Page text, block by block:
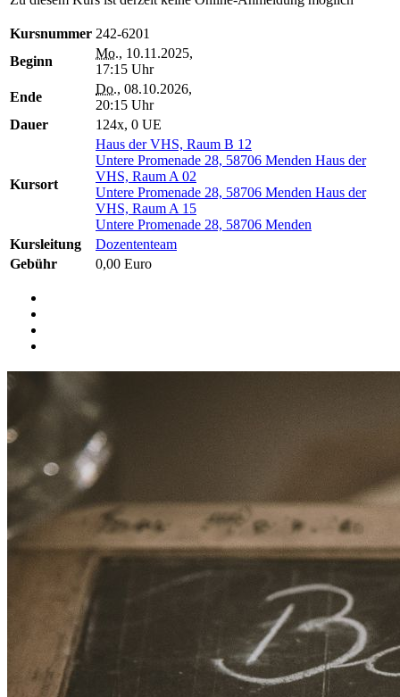
Kursnummer 242-6201
Beginn
Mo., 10.11.2025,
17:15 Uhr
Ende
Do., 08.10.2026,
20:15 Uhr
Dauer
124x, 0 UE
Kursort
Haus der VHS, Raum B 12
Untere Promenade 28, 58706 Menden Haus der
VHS, Raum A 02
Untere Promenade 28, 58706 Menden Haus der
VHS, Raum A 15
Untere Promenade 28, 58706 Menden
Kursleitung
Dozententeam
Gebühr
0,00 Euro